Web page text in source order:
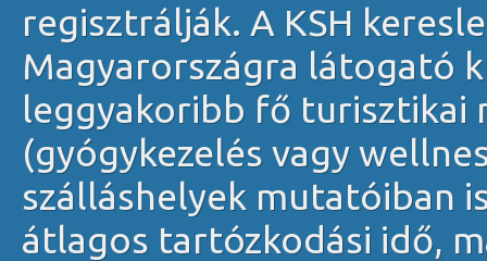
regisztrálják. A KSH
Magyarországra látogató
leggyakoribb fő turisztikai
(gyógykezelés vagy
szálláshelyek mutatóiban
átlagos tartózkodási idő,